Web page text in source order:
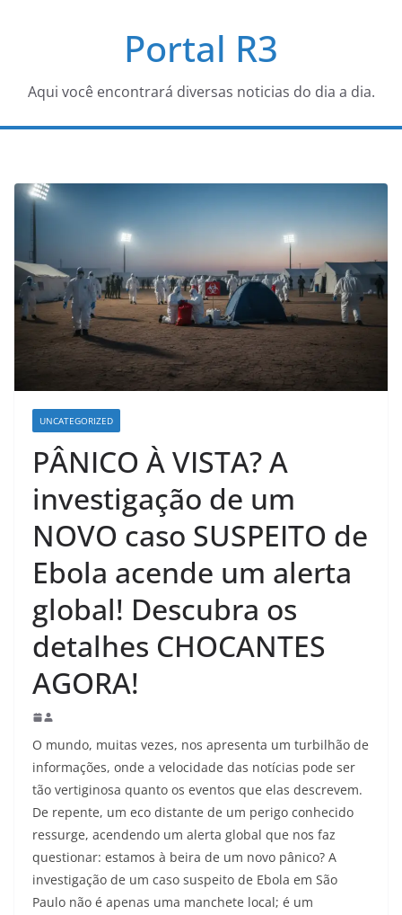
conteúdo
Portal R3
Aqui você encontrará diversas noticias do dia a dia.
UNCATEGORIZED
PÂNICO À VISTA? A
investigação de um
NOVO caso SUSPEITO de
Ebola acende um alerta
global! Descubra os
detalhes CHOCANTES
AGORA!
O mundo, muitas vezes, nos apresenta um turbilhão de
informações, onde a velocidade das notícias pode ser
tão vertiginosa quanto os eventos que elas descrevem.
De repente, um eco distante de um perigo conhecido
ressurge, acendendo um alerta global que nos faz
questionar: estamos à beira de um novo pânico? A
investigação de um caso suspeito de Ebola em São
Paulo não é apenas uma manchete local; é um